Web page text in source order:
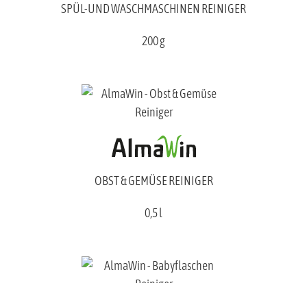
SPÜL-UND WASCHMASCHINEN REINIGER
200 g
OBST & GEMÜSE REINIGER
0,5 l